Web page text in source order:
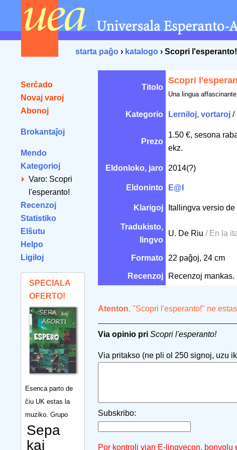
starta paĝo › katalogo › Scopri l'esperanto!
Serĉado
Novaj varoj
Abonoj
Brokantaĵoj
Mendo
Kategorioj
Varo: Scopri
l'esperanto!
Recenzoj
Statistiko
Elŝutu
Helpo
Ligiloj
SPECIALA
OFERTO!
Esenca parto de
ĉiu UK estas la
muziko. Grupo
Sepa
kaj
Titolo
Scopri
Una lingua affascinante
Kategorio Lerniloj, vortaroj /
Prezo
1.50 €, sesona
ekz.
Eldonloko, jaro 2014(?)
Eldoninto E@I
Klarigoj Itallingva versio
Tradukisto,
lingvo
U. De Riu / En la
Formato 22 paĝoj, 24 cm
Recenzoj Recenzoj mankas.
Atenton, "Scopri l'esperanto!" ne
Via opinio pri Scopri l'esperanto!
Via pritakso (ne pli ol 250 signoj, uzu
Subskribo:
Por kontroli vian E-lingvecon, bonvolu